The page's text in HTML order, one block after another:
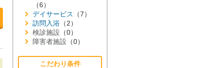
（6）
デイサービス
（7）
訪問入浴 （2）
検診施設 （0）
障害者施設 （0）
こだわり条件